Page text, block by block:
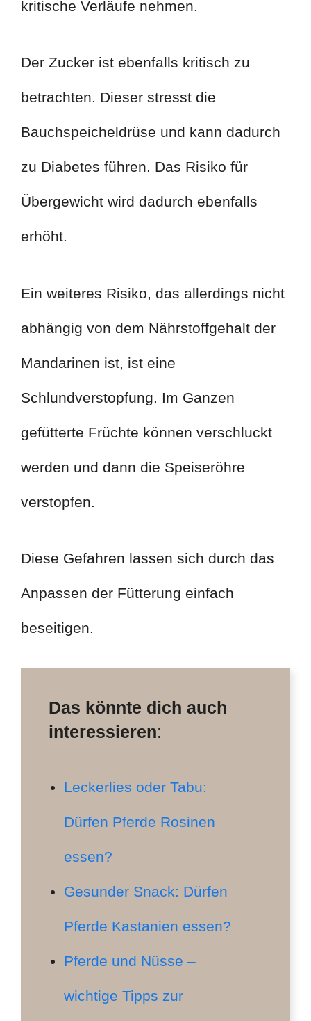
kritische Verläufe nehmen.
Der Zucker ist ebenfalls kritisch zu
betrachten. Dieser stresst die
Bauchspeicheldrüse und kann dadurch
zu Diabetes führen. Das Risiko für
Übergewicht wird dadurch ebenfalls
erhöht.
Ein weiteres Risiko, das allerdings nicht
abhängig von dem Nährstoffgehalt der
Mandarinen ist, ist eine
Schlundverstopfung. Im Ganzen
gefütterte Früchte können verschluckt
werden und dann die Speiseröhre
verstopfen.
Diese Gefahren lassen sich durch das
Anpassen der Fütterung einfach
beseitigen.
Das könnte dich auch
interessieren:
Leckerlies oder Tabu:
Dürfen Pferde Rosinen
essen?
Gesunder Snack: Dürfen
Pferde Kastanien essen?
Pferde und Nüsse –
wichtige Tipps zur